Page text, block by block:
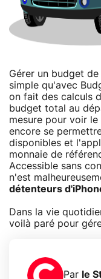
Gérer un budget
simple qu'avec
on fait des calculs
budget total au
mesure pour voir
encore se
disponibles et
monnaie de
Accessible sans
n'est
détenteurs
Dans la vie
voilà paré pour
Par le